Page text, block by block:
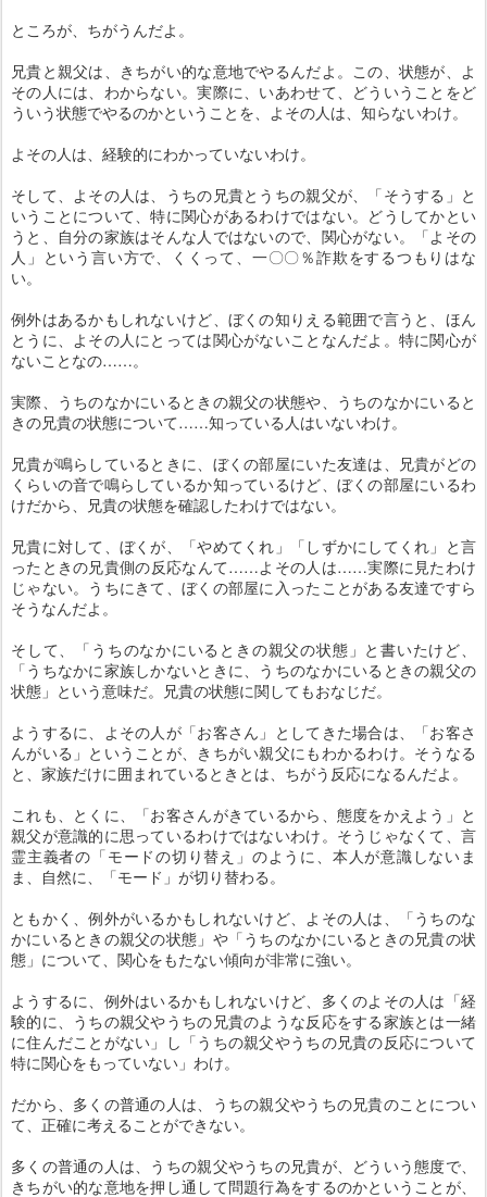
ところが、ちがうんだよ。
兄貴と親父は、きちがい的な意地でやるんだよ。この、状態が、よ
その人には、わからない。実際に、いあわせて、どういうことをど
ういう状態でやるのかということを、よその人は、知らないわけ。
よその人は、経験的にわかっていないわけ。
そして、よその人は、うちの兄貴とうちの親父が、「そうする」と
いうことについて、特に関心があるわけではない。どうしてかとい
うと、自分の家族はそんな人ではないので、関心がない。「よその
人」という言い方で、くくって、一〇〇％詐欺をするつもりはな
い。
例外はあるかもしれないけど、ぼくの知りえる範囲で言うと、ほん
とうに、よその人にとっては関心がないことなんだよ。特に関心が
ないことなの……。
実際、うちのなかにいるときの親父の状態や、うちのなかにいると
きの兄貴の状態について……知っている人はいないわけ。
兄貴が鳴らしているときに、ぼくの部屋にいた友達は、兄貴がどの
くらいの音で鳴らしているか知っているけど、ぼくの部屋にいるわ
けだから、兄貴の状態を確認したわけではない。
兄貴に対して、ぼくが、「やめてくれ」「しずかにしてくれ」と言
ったときの兄貴側の反応なんて……よその人は……実際に見たわけ
じゃない。うちにきて、ぼくの部屋に入ったことがある友達ですら
そうなんだよ。
そして、「うちのなかにいるときの親父の状態」と書いたけど、
「うちなかに家族しかないときに、うちのなかにいるときの親父の
状態」という意味だ。兄貴の状態に関してもおなじだ。
ようするに、よその人が「お客さん」としてきた場合は、「お客さ
んがいる」ということが、きちがい親父にもわかるわけ。そうなる
と、家族だけに囲まれているときとは、ちがう反応になるんだよ。
これも、とくに、「お客さんがきているから、態度をかえよう」と
親父が意識的に思っているわけではないわけ。そうじゃなくて、言
霊主義者の「モードの切り替え」のように、本人が意識しないま
ま、自然に、「モード」が切り替わる。
ともかく、例外がいるかもしれないけど、よその人は、「うちのな
かにいるときの親父の状態」や「うちのなかにいるときの兄貴の状
態」について、関心をもたない傾向が非常に強い。
ようするに、例外はいるかもしれないけど、多くのよその人は「経
験的に、うちの親父やうちの兄貴のような反応をする家族とは一緒
に住んだことがない」し「うちの親父やうちの兄貴の反応について
特に関心をもっていない」わけ。
だから、多くの普通の人は、うちの親父やうちの兄貴のことについ
て、正確に考えることができない。
多くの普通の人は、うちの親父やうちの兄貴が、どういう態度で、
きちがい的な意地を押し通して問題行為をするのかということが、